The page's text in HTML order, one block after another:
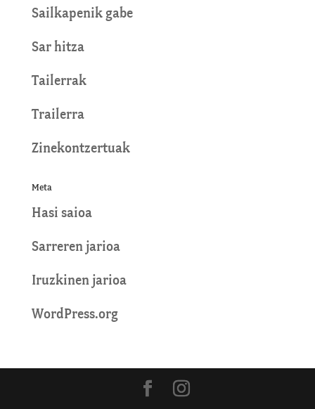
Sailkapenik gabe
Sar hitza
Tailerrak
Trailerra
Zinekontzertuak
Meta
Hasi saioa
Sarreren jarioa
Iruzkinen jarioa
WordPress.org